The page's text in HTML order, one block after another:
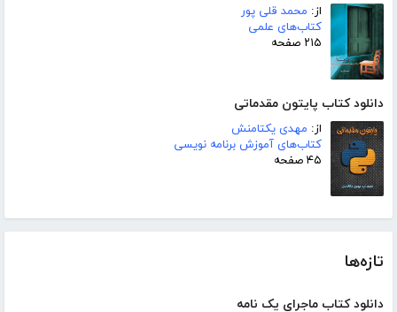
از: محمد قلی پور
کتاب‌های علمی
۲۱۵ صفحه
دانلود کتاب پایتون مقدماتی
از: مهدی یکتامنش
کتاب‌های آموزش برنامه نویسی
۴۵ صفحه
تازه‌ها
دانلود کتاب ماجرای یک نامه